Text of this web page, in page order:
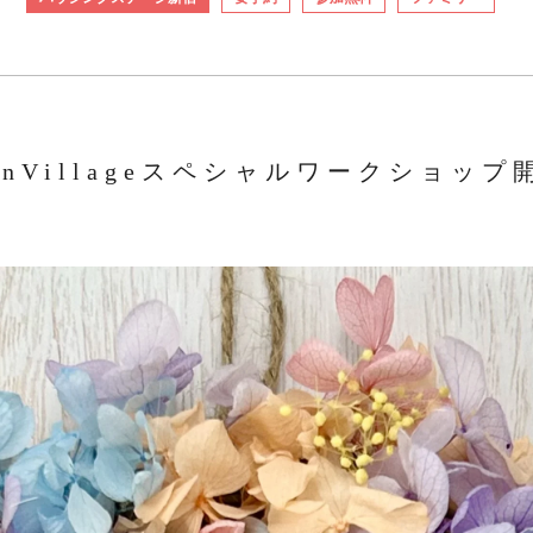
スペシャルワークショップ